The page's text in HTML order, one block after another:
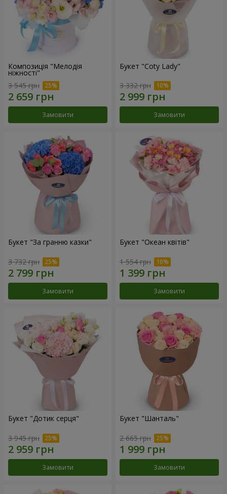
Композиція "Мелодія
ніжності"
3 545 грн
Замовити
Букет "Coty Lady"
3 332 грн
Замовити
Букет "За гранню казки"
3 732 грн
Замовити
Букет "Океан квітів"
1 554 грн
Замовити
Букет "Дотик серця"
3 945 грн
Замовити
Букет "Шанталь"
2 665 грн
Замовити